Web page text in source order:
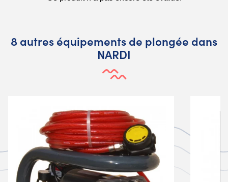
8 autres équipements de plongée dans
NARDI